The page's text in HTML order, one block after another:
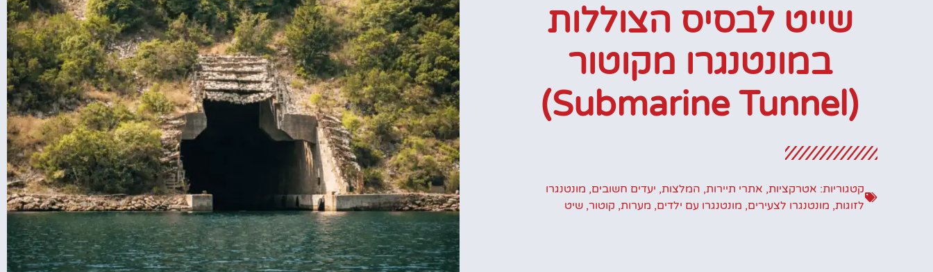
שייט לבסיס הצוללות
במונטנגרו מקוטור
(Submarine Tunnel)
קטגוריות: אטרקציות, אתרי תיירות, המלצות, יעדים חשובים, מונטנגרו
לזוגות, מונטנגרו לצעירים, מונטנגרו עם ילדים, מערות, קוטור, שיט